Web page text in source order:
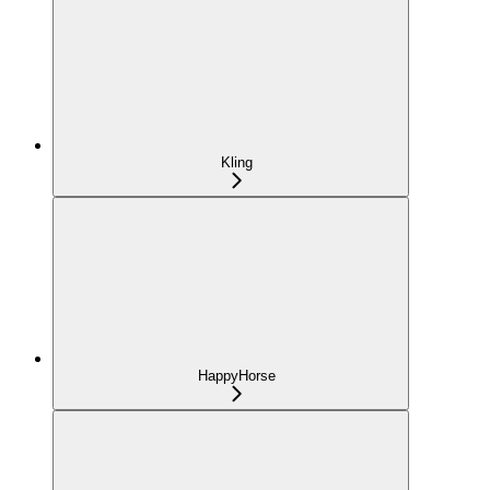
Kling
HappyHorse